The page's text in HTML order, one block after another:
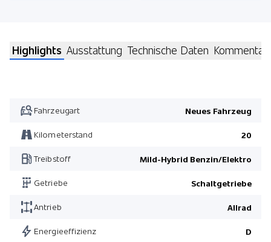
Highlights Ausstattung Technische Daten Kommentar
Fahrzeugart Neues Fahrzeug
Kilometerstand 20
Treibstoff Mild-Hybrid Benzin/Elektro
Getriebe Schaltgetriebe
Antrieb Allrad
Energieeffizienz D